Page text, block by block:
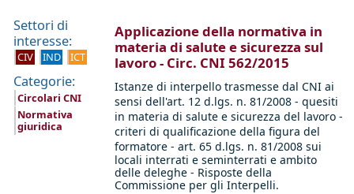
Settori di
interesse:
CIV IND ICT
Categorie:
Circolari CNI
Normativa
giuridica
Applicazione della normativa in
materia di salute e sicurezza sul
lavoro - Circ. CNI 562/2015
Istanze di interpello trasmesse dal CNI ai
sensi dell'art. 12 d.lgs. n. 81/2008 - quesiti
in materia di salute e sicurezza del lavoro -
criteri di qualificazione della figura del
formatore - art. 65d.lgs. n. 81/2008 sui
locali interrati e seminterrati e ambito
delle deleghe - Risposte della
Commissione per gli Interpelli.